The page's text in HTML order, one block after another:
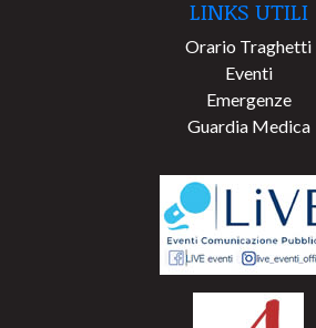
LINKS UTILI
Orario Traghetti
Eventi
Emergenze
Guardia Medica